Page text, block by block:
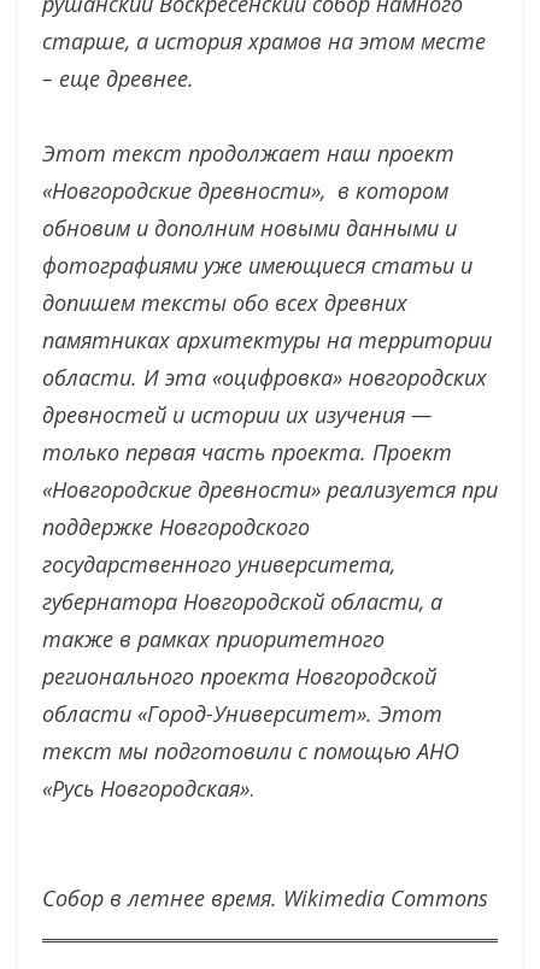
старше, а история храмов на этом месте
– еще древнее.
Этот текст продолжает наш проект
«Новгородские древности», в котором
обновим и дополним новыми данными и
фотографиями уже имеющиеся статьи и
допишем тексты обо всех древних
памятниках архитектуры на территории
области. И эта «оцифровка» новгородских
древностей и истории их изучения —
только первая часть проекта. Проект
«Новгородские древности» реализуется при
поддержке Новгородского
государственного университета,
губернатора Новгородской области, а
также в рамках приоритетного
регионального проекта Новгородской
области «Город-Университет». Этот
текст мы подготовили с помощью АНО
«Русь Новгородская».
Собор в летнее время. Wikimedia Commons